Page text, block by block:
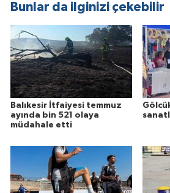
Bunlar da ilginizi çekebilir
Balıkesir İtfaiyesi temmuz
ayında bin 521 olaya
müdahale etti